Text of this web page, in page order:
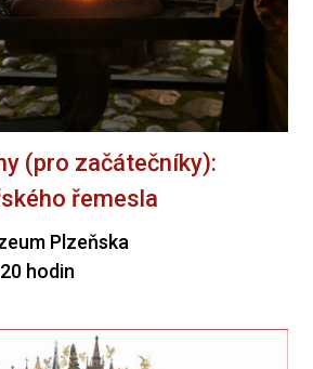
(pro začátečníky):
řemesla
Plzeňska
hodin